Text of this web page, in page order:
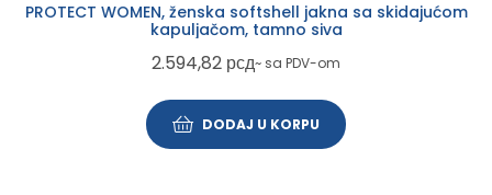
PROTECT WOMEN, ženska softshell jakna sa skidajućom
kapuljačom, tamno siva
2.594,82 рсд~ sa PDV-om
DODAJ U KORPU